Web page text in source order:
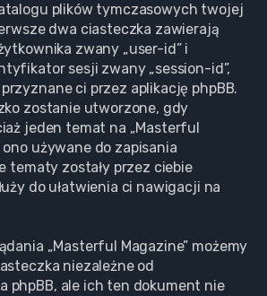
plików tymczasowych twojej
dwa ciasteczka zawierają
zwany „user-id” i
sesji zwany „session-id”,
ci przez aplikację phpBB.
zostanie utworzone, gdy
jeden temat na „Masterful
ono używane do zapisania
tematy zostały przez ciebie
do ułatwienia ci nawigacji na
„Masterful Magazine” możemy
niezależne od
phpBB, ale ich ten dokument nie